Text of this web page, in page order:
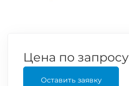
Цена по запросу
Оставить заявку